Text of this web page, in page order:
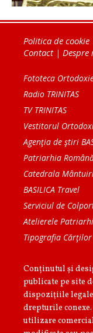
Politica de cookie
Contact| Despre
Fototeca
Radio TRINITAS
TV TRINITAS
Vestitorul
Agenţia de ştiri
Patriarhia
Catedrala
BASILICA Travel
Serviciul de
Atelierele
Tipografia
Conținutul și
publicate pe site
dispoziţiile
drepturile conexe.
utilizare